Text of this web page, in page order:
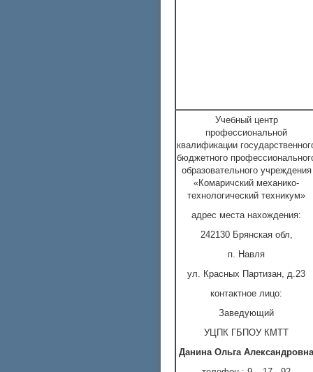
Учебный центр
профессиональной
квалификации
бюджетного
образовательного учреждения
«Комаричский механико-
технологический техникум»
адрес места нахождения:
242130 Брянская обл,
п. Навля
ул. Красных Партизан, д.23
контактное лицо:
Заведующий
УЦПК ГБПОУ КМТТ
Данина Ольга Александровна